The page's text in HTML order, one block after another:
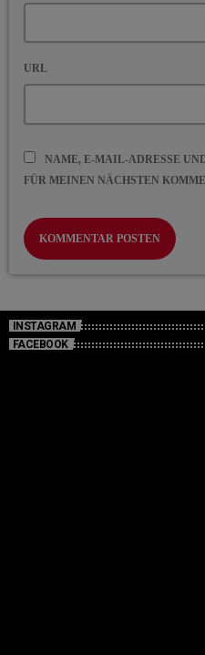
URL
NAME, E-MAIL-ADRESSE
FÜR MEINEN NÄCHSTEN
INSTAGRAM
FACEBOOK